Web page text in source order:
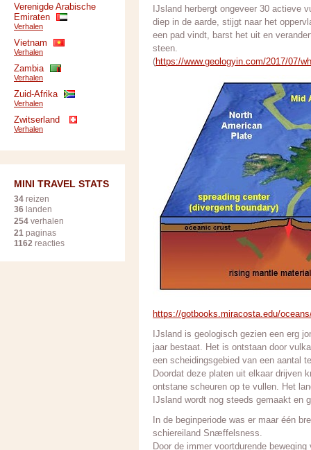
IJsland herbergt ongeveer 30 actieve
diep in de aarde, stijgt naar het
een pad vindt, barst het uit en
steen.
(https://www.geologyin.com/2017/07/
https://gotbooks.miracosta.edu/
IJsland is geologisch gezien een erg
jaar bestaat. Het is ontstaan door
een scheidingsgebied van een aantal
Doordat deze platen uit elkaar drijven
ontstane scheuren op te vullen. Het
IJsland wordt nog steeds gemaakt en
In de beginperiode was er maar één
schiereiland Snæffelsness.
Door de immer voortdurende
Verenigde Arabische
Emiraten
Verhalen
Vietnam
Verhalen
Zambia
Verhalen
Zuid-Afrika
Verhalen
Zwitserland
Verhalen
MINI TRAVEL STATS
34 reizen
36 landen
254 verhalen
21 paginas
1162 reacties